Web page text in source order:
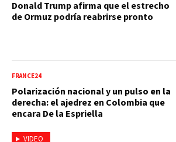
Donald Trump afirma que el estrecho
de Ormuz podría reabrirse pronto
VIDEO
FRANCE24
Polarización nacional y un pulso en la
derecha: el ajedrez en Colombia que
encara De la Espriella